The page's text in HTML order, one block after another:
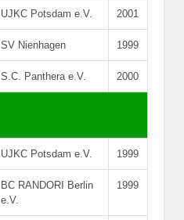
UJKC Potsdam e.V. 2001
SV Nienhagen 1999
S.C. Panthera e.V. 2000
UJKC Potsdam e.V. 1999
BC RANDORI Berlin
e.V.
1999